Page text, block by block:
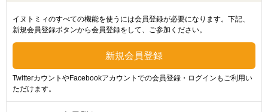
イヌトミィのすべての機能を使うには会員登録が必要になります。下記、
新規会員登録ボタンから会員登録をして、ご参加ください。
TwitterカウントやFacebookアカウントでの会員登録・ログインもご利用い
ただけます。